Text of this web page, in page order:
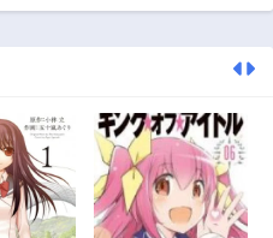
第260話
第256話
2年前
第254話
2年前